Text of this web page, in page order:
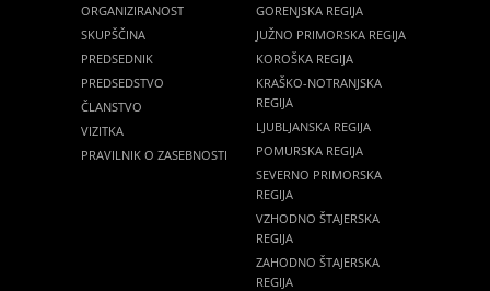
ORGANIZIRANOST
SKUPŠČINA
PREDSEDNIK
PREDSEDSTVO
ČLANSTVO
VIZITKA
PRAVILNIK O ZASEBNOSTI
GORENJSKA REGIJA
JUŽNO PRIMORSKA REGIJA
KOROŠKA REGIJA
KRAŠKO-NOTRANJSKA
REGIJA
LJUBLJANSKA REGIJA
POMURSKA REGIJA
SEVERNO PRIMORSKA
REGIJA
VZHODNO ŠTAJERSKA
REGIJA
ZAHODNO ŠTAJERSKA
REGIJA